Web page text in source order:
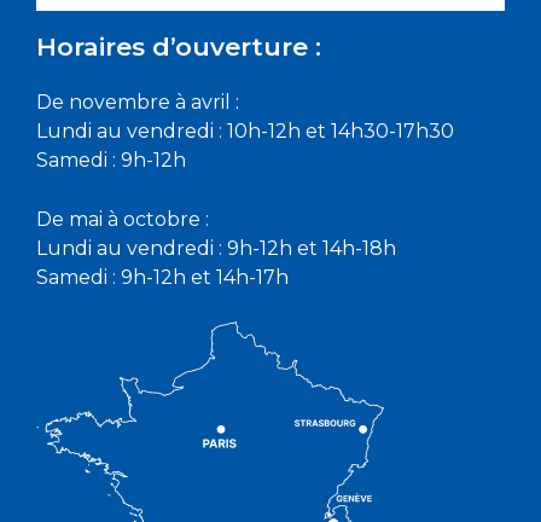
Horaires d’ouverture :
De novembre à avril :
Lundi au vendredi : 10h-12h et 14h30-17h30
Samedi : 9h-12h
De mai à octobre :
Lundi au vendredi : 9h-12h et 14h-18h
Samedi : 9h-12h et 14h-17h